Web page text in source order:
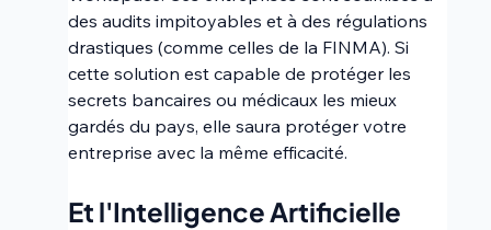
des audits impitoyables et à des régulations
drastiques (comme celles de la FINMA). Si
cette solution est capable de protéger les
secrets bancaires ou médicaux les mieux
gardés du pays, elle saura protéger votre
entreprise avec la même efficacité.
Et l'Intelligence Artificielle